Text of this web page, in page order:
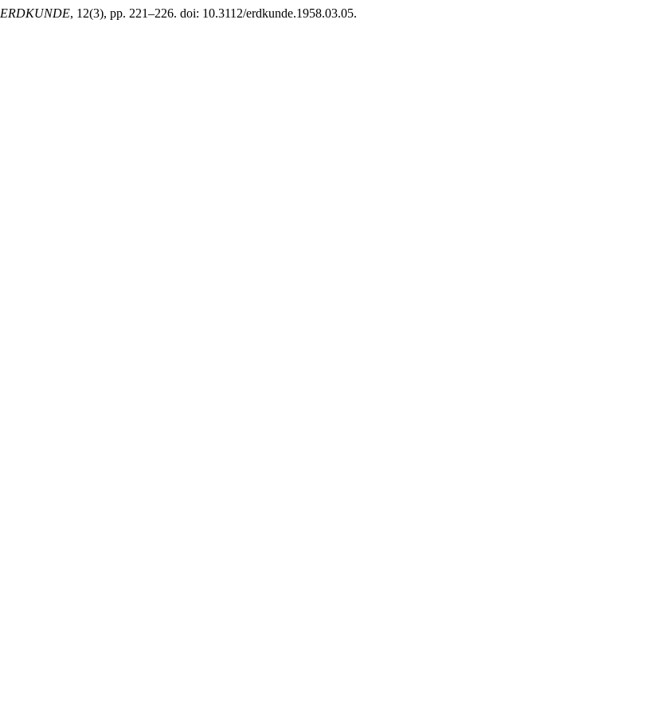
ERDKUNDE, 12(3), pp. 221–226. doi: 10.3112/erdkunde.1958.03.05.